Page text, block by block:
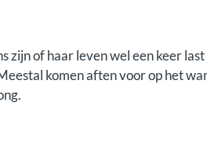
zijn of haar leven wel een keer
komen aften voor op het